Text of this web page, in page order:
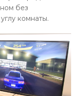
без
комнаты.